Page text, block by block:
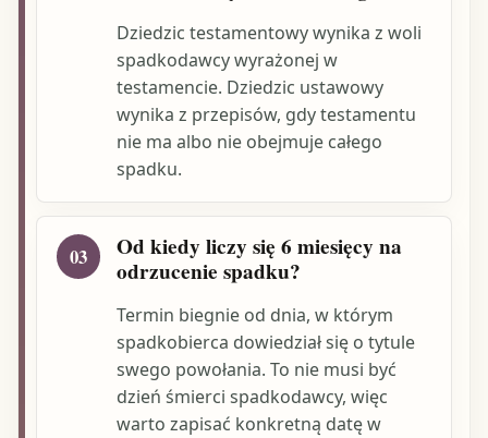
Dziedzic testamentowy wynika z woli
spadkodawcy wyrażonej w
testamencie. Dziedzic ustawowy
wynika z przepisów, gdy testamentu
nie ma albo nie obejmuje całego
spadku.
03
Od kiedy liczy się 6 miesięcy na
odrzucenie spadku?
Termin biegnie od dnia, w którym
spadkobierca dowiedział się o tytule
swego powołania. To nie musi być
dzień śmierci spadkodawcy, więc
warto zapisać konkretną datę w